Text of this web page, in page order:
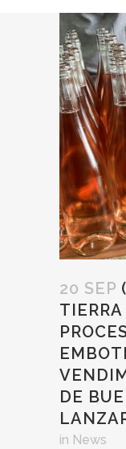
20 SEP
DE
in News